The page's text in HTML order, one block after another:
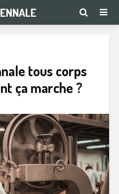
tous corps
ça marche ?